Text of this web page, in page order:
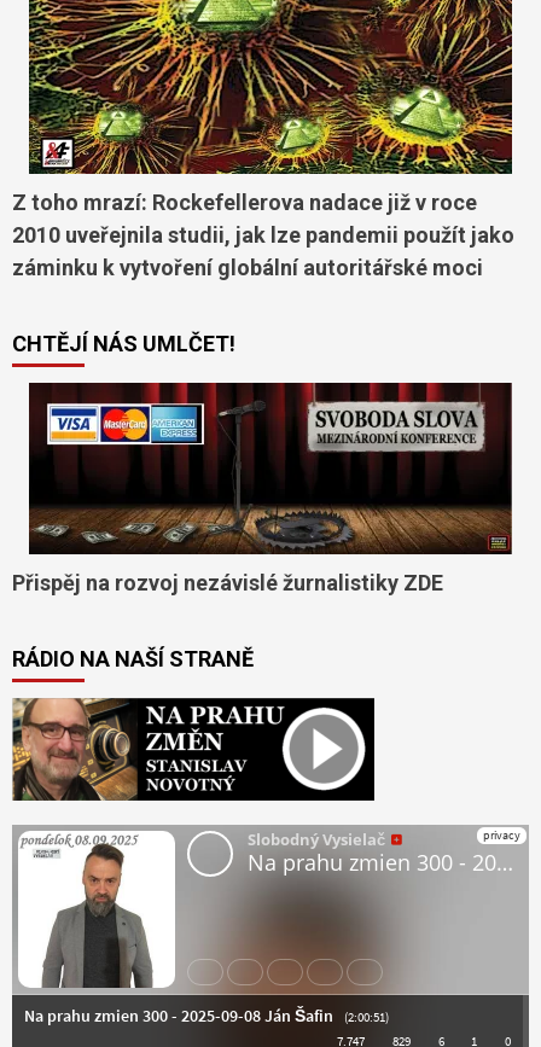
Z toho mrazí: Rockefellerova nadace již v roce
2010 uveřejnila studii, jak lze pandemii použít jako
záminku k vytvoření globální autoritářské moci
CHTĚJÍ NÁS UMLČET!
Přispěj na rozvoj nezávislé žurnalistiky ZDE
RÁDIO NA NAŠÍ STRANĚ